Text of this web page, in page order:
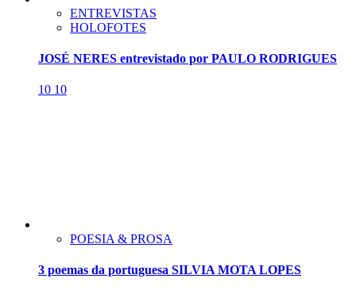
ENTREVISTAS
HOLOFOTES
JOSÉ NERES entrevistado por PAULO RODRIGUES
10 10
POESIA & PROSA
3 poemas da portuguesa SILVIA MOTA LOPES